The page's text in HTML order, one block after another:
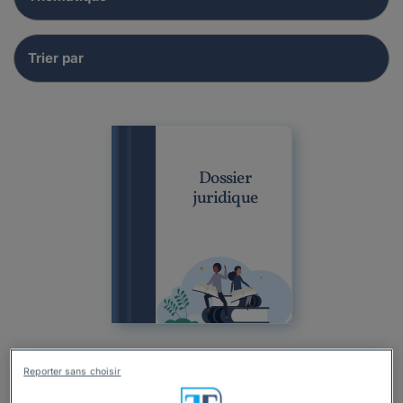
Dossier
juridique
Rémunération
Reporter sans choisir